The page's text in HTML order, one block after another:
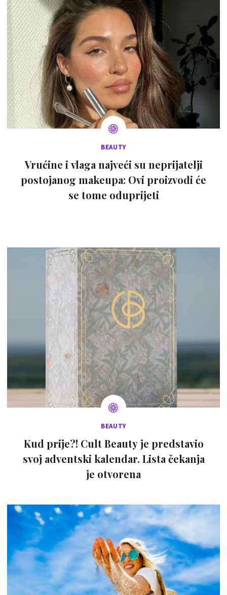
BEAUTY
Vrućine i vlaga najveći su neprijatelji
postojanog makeupa: Ovi proizvodi će
se tome oduprijeti
BEAUTY
Kud prije?! Cult Beauty je predstavio
svoj adventski kalendar. Lista čekanja
je otvorena